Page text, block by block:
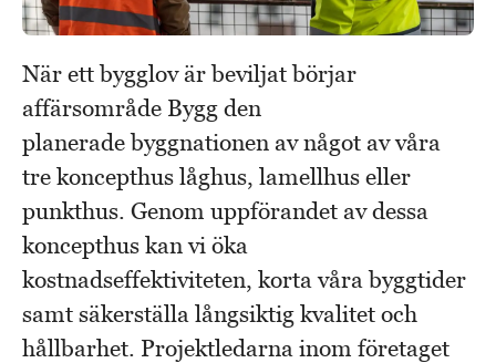
När ett bygglov är beviljat börjar
affärsområde Bygg den
planerade byggnationen av något av våra
tre koncepthus låghus, lamellhus eller
punkthus. Genom uppförandet av dessa
koncepthus kan vi öka
kostnadseffektiviteten, korta våra byggtider
samt säkerställa långsiktig kvalitet och
hållbarhet. Projektledarna inom företaget